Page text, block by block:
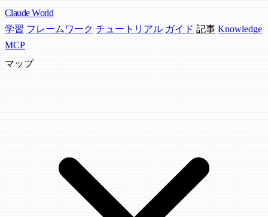
Claude World
学習 フレームワーク チュートリアル ガイド 記事 Knowledge
MCP
マップ